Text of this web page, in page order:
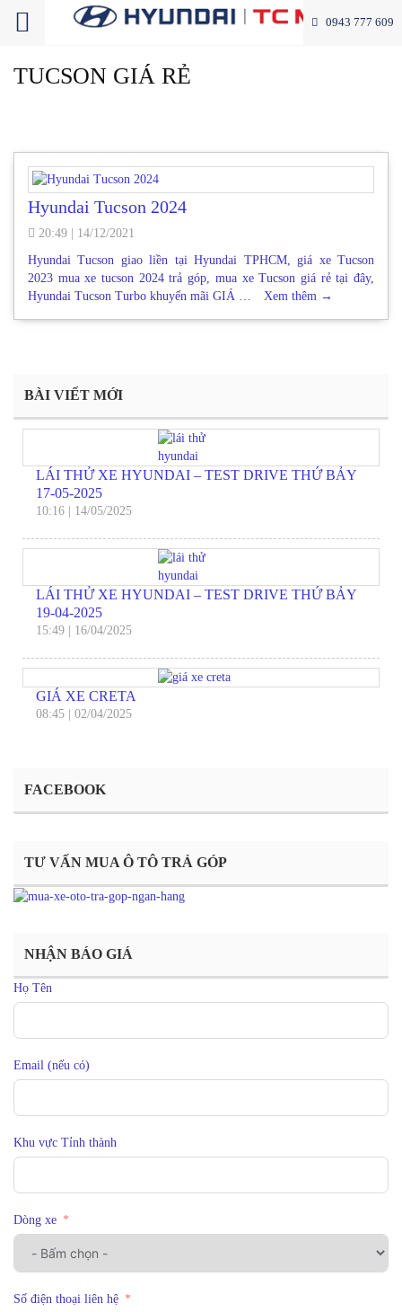
0943 777 609
TUCSON GIÁ RẺ
Hyundai Tucson 2024
20:49
14/12/2021
Hyundai Tucson giao liền tại Hyundai TPHCM, giá xe Tucson
2023 mua xe tucson 2024 trả góp, mua xe Tucson giá rẻ tại đây,
Hyundai Tucson Turbo khuyến mãi GIÁ …
Xem thêm →
BÀI VIẾT MỚI
LÁI THỬ XE HYUNDAI – TEST DRIVE THỨ BẢY
17-05-2025
10:16 14/05/2025
LÁI THỬ XE HYUNDAI – TEST DRIVE THỨ BẢY
19-04-2025
15:49 16/04/2025
GIÁ XE CRETA
08:45 02/04/2025
FACEBOOK
TƯ VẤN MUA Ô TÔ TRẢ GÓP
NHẬN BÁO GIÁ
Họ Tên
Email (nếu có)
Khu vực Tỉnh thành
Dòng xe
Số điện thoại liên hệ